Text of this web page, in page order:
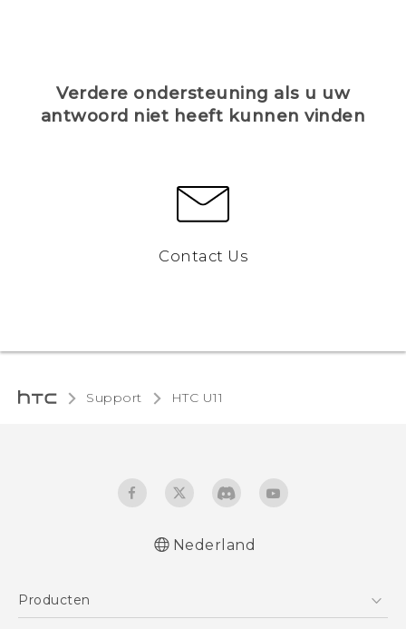
Verdere ondersteuning als u uw
antwoord niet heeft kunnen vinden
Contact Us
Support HTC U11‎
Nederlands - Gids voor veiligheid en
Nederland
Producten